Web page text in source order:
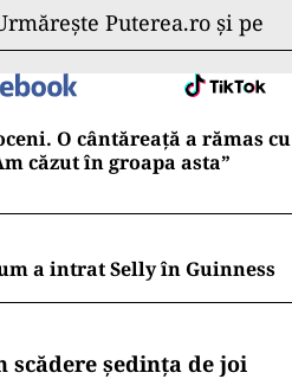
Puterea.ro și pe
O cântăreață a rămas cu
căzut în groapa asta”
a intrat Selly în Guinness
scădere ședința de joi